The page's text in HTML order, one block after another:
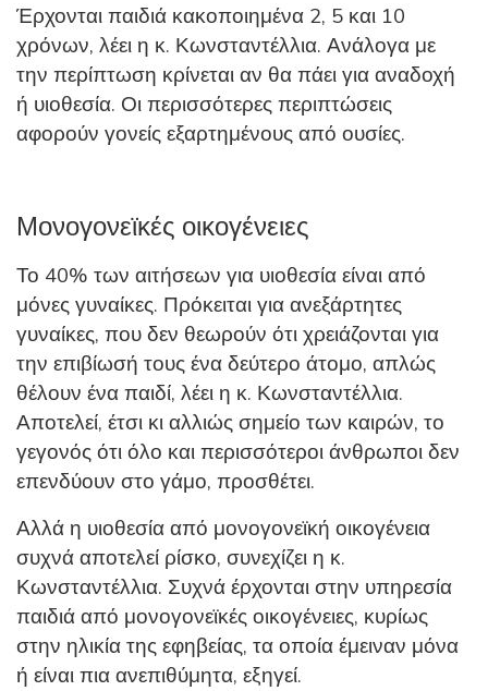
Έρχονται παιδιά κακοποιημένα 2, 5 και 10
χρόνων, λέει η κ. Κωνσταντέλλια. Ανάλογα με
την περίπτωση κρίνεται αν θα πάει για αναδοχή
ή υιοθεσία. Οι περισσότερες περιπτώσεις
αφορούν γονείς εξαρτημένους από ουσίες.
Μονογονεϊκές οικογένειες
Το 40% των αιτήσεων για υιοθεσία είναι από
μόνες γυναίκες. Πρόκειται για ανεξάρτητες
γυναίκες, που δεν θεωρούν ότι χρειάζονται για
την επιβίωσή τους ένα δεύτερο άτομο, απλώς
θέλουν ένα παιδί, λέει η κ. Κωνσταντέλλια.
Αποτελεί, έτσι κι αλλιώς σημείο των καιρών, το
γεγονός ότι όλο και περισσότεροι άνθρωποι δεν
επενδύουν στο γάμο, προσθέτει.
Αλλά η υιοθεσία από μονογονεϊκή οικογένεια
συχνά αποτελεί ρίσκο, συνεχίζει η κ.
Κωνσταντέλλια. Συχνά έρχονται στην υπηρεσία
παιδιά από μονογονεϊκές οικογένειες, κυρίως
στην ηλικία της εφηβείας, τα οποία έμειναν μόνα
ή είναι πια ανεπιθύμητα, εξηγεί.